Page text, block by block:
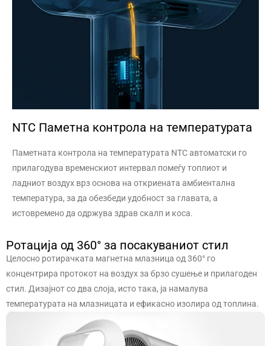
NTC Паметна контрола на температурата
Паметната контрола на температурата NTC автоматски го
прилагодува временскиот интервал помеѓу топлиот и
ладниот воздух врз основа на откриената амбиентална
температура, за да обезбеди удобност за главата, а
истовремено да одржува здрав скалп и коса.
Ротација од 360° за посакуваниот стил
Целосно ротирачката магнетна млазница од 360° го
концентрира протокот на воздух за брзо сушење и прилагоден
стил. Дизајнот со два слоја, исто така, ја намалува
температурата на млазницата и ефикасно изолира од топлина.